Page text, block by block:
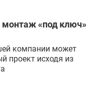
монтаж «под ключ»
компании может
проект исходя из